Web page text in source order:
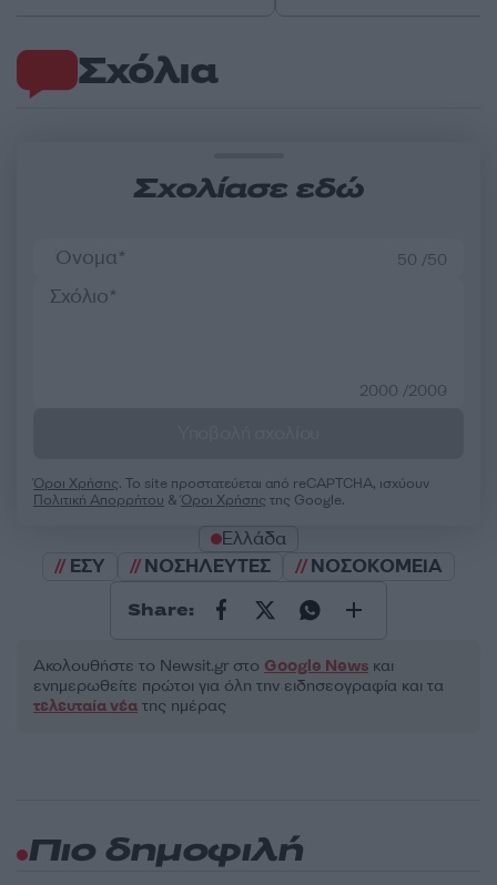
Σχόλια
Σχολίασε εδώ
50 /50
2000 /2000
Όροι Χρήσης. Το site προστατεύεται από reCAPTCHA, ισχύουν
Πολιτική Απορρήτου &Όροι Χρήσης της Google.
Ελλάδα
ΕΣΥ
ΝΟΣΗΛΕΥΤΕΣ ΝΟΣΟΚΟΜΕΙΑ
Share:
Ακολουθήστε το Νewsit.gr στο Google News και
ενημερωθείτε πρώτοι για όλη την ειδησεογραφία και τα
τελευταία νέα της ημέρας
Πιο δημοφιλή